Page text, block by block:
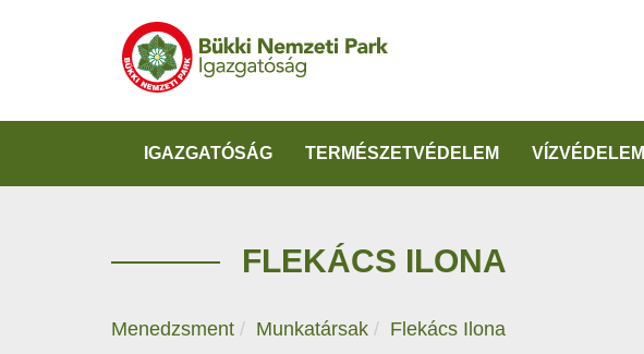
IGAZGATÓSÁG TERMÉSZETVÉDELEM VÍZVÉDELEM
FLEKÁCS ILONA
Menedzsment Munkatársak Flekács Ilona